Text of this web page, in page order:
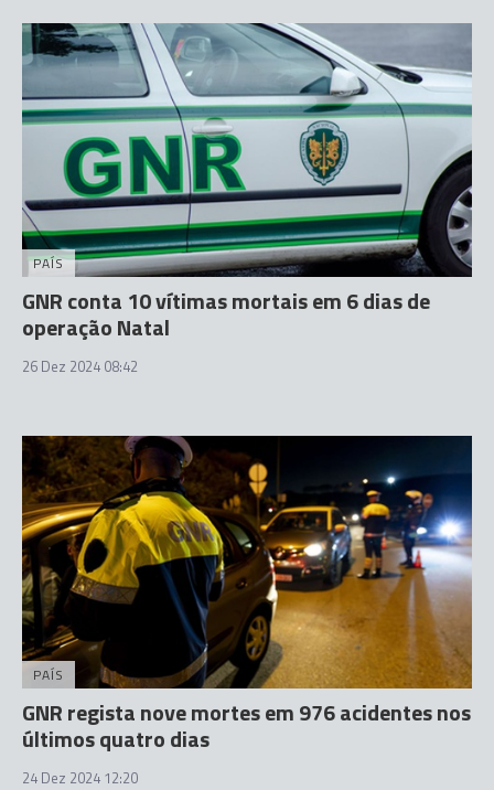
PAÍS
GNR conta 10 vítimas mortais em 6 dias de
operação Natal
26 Dez 2024 08:42
PAÍS
GNR regista nove mortes em 976 acidentes nos
últimos quatro dias
24 Dez 2024 12:20